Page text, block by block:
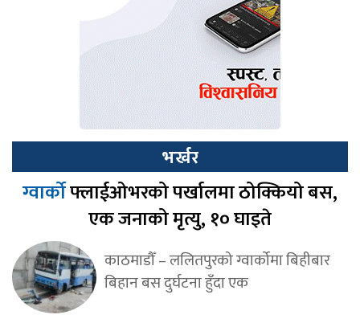
भर्खर
ग्वार्कोफ्लाईओभरको पर्खालमा ठोक्कियो बस,
एक जनाको मृत्यु, १० घाइते
काठमाडौँ – ललितपुरको ग्वार्कोमा बिहीबार
बिहान बस दुर्घटना हुँदा एक